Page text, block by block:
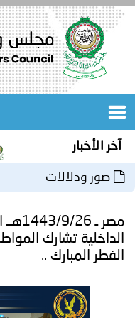
الرئيسية
المجلس
مؤتمرات
و
اجتماعات
جهود
و
برامج
آخر الأخبار
صور ودلالات
الداخلية تشارك
الفطر المبارك ..